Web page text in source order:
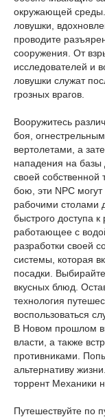
окружающей среды.
ловушки,
проводите
сооружения. От
исследователей и
ловушки служат
грозных врагов.
Вооружитесь
боя,
вертолетами, а
нападения на базы
своей собственной
бою, эти NPC могут
рабочими столами
быстрого доступа
работающее с
разработки своей
системы, которая
посадки.
вкусных блюд.
технология
воспользоваться
В Новом прошлом
власти, а также
противниками.
альтернативу
торрент Механики
Путешествуйте по